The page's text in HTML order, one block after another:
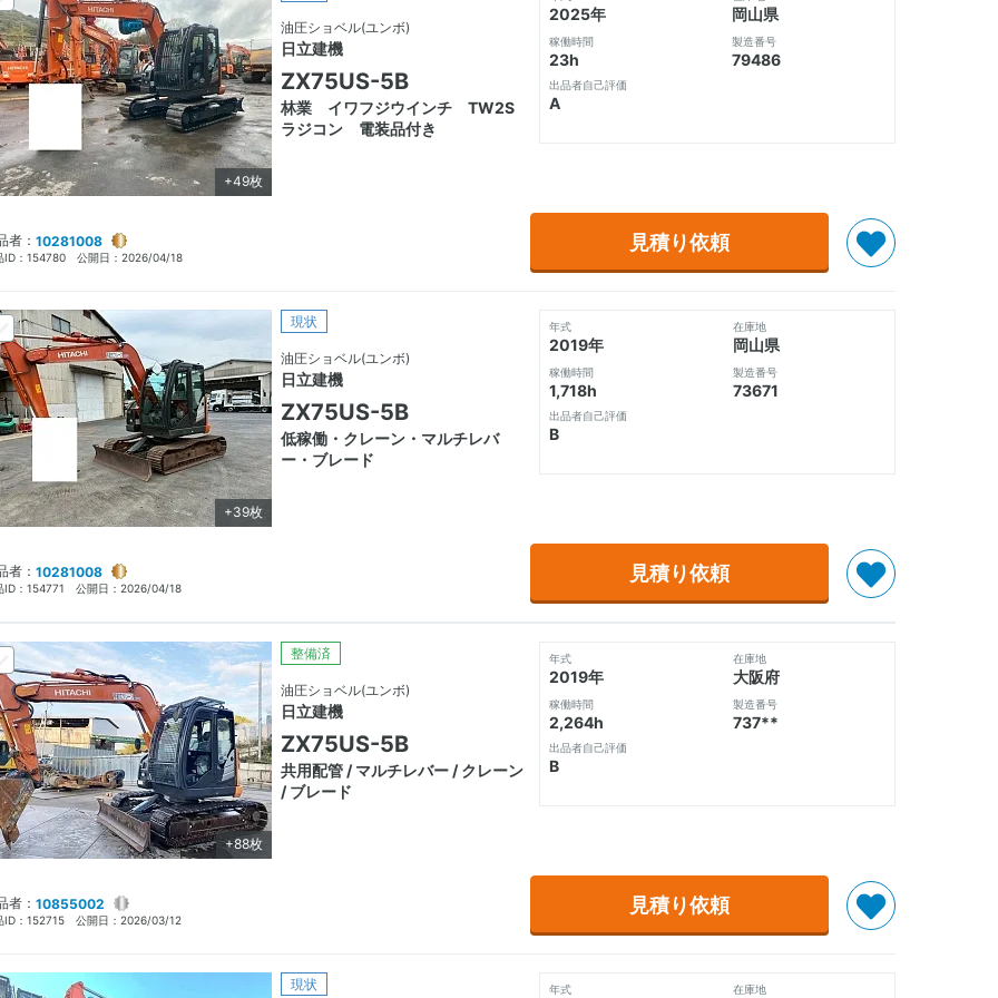
+49枚
油圧ショベル(ユンボ)
日立建機
ZX75US-5B
林業 イワフジウインチ TW2S
ラジコン 電装品付き
2025年
稼働時間
23h
出品者自己評価
A
岡山県
製造番号
79486
見積り依頼
者： 10281008
ID： 154780 公開日： 2026/04/18
+39枚
現状
油圧ショベル(ユンボ)
日立建機
ZX75US-5B
低稼働・クレーン・マルチレバ
ー・ブレード
年式
2019年
稼働時間
1,718h
出品者自己評価
B
在庫地
岡山県
製造番号
73671
見積り依頼
者： 10281008
ID： 154771 公開日： 2026/04/18
+88枚
整備済
油圧ショベル(ユンボ)
日立建機
ZX75US-5B
共用配管 / マルチレバー / クレーン
/ ブレード
年式
2019年
稼働時間
2,264h
出品者自己評価
B
在庫地
大阪府
製造番号
737**
見積り依頼
者： 10855002
ID： 152715 公開日： 2026/03/12
現状 年式 在庫地